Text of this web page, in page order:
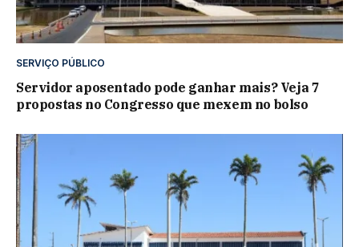
SERVIÇO PÚBLICO
Servidor aposentado pode ganhar mais? Veja 7
propostas no Congresso que mexem no bolso